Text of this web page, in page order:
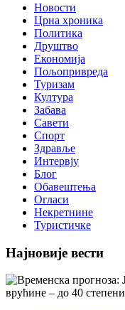
Новости
Црна хроника
Политика
Друштво
Економија
Пољопривреда
Туризам
Култура
Забава
Савети
Спорт
Здравље
Интервју
Блог
Обавештења
Огласи
Некретнине
Туристичке
Најновије вести